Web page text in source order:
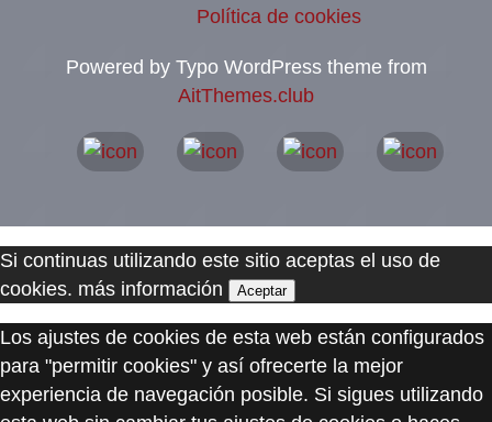
Política de cookies
Powered by Typo WordPress theme from
AitThemes.club
Si continuas utilizando este sitio aceptas el uso de
cookies. más información Aceptar
Los ajustes de cookies de esta web están configurados
para "permitir cookies" y así ofrecerte la mejor
experiencia de navegación posible. Si sigues utilizando